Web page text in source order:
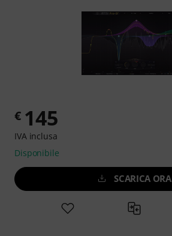
€ 145
IVA inclusa
Disponibile
SCARICA ORA